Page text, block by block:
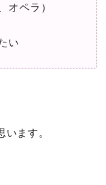
オペラ）
い
います。